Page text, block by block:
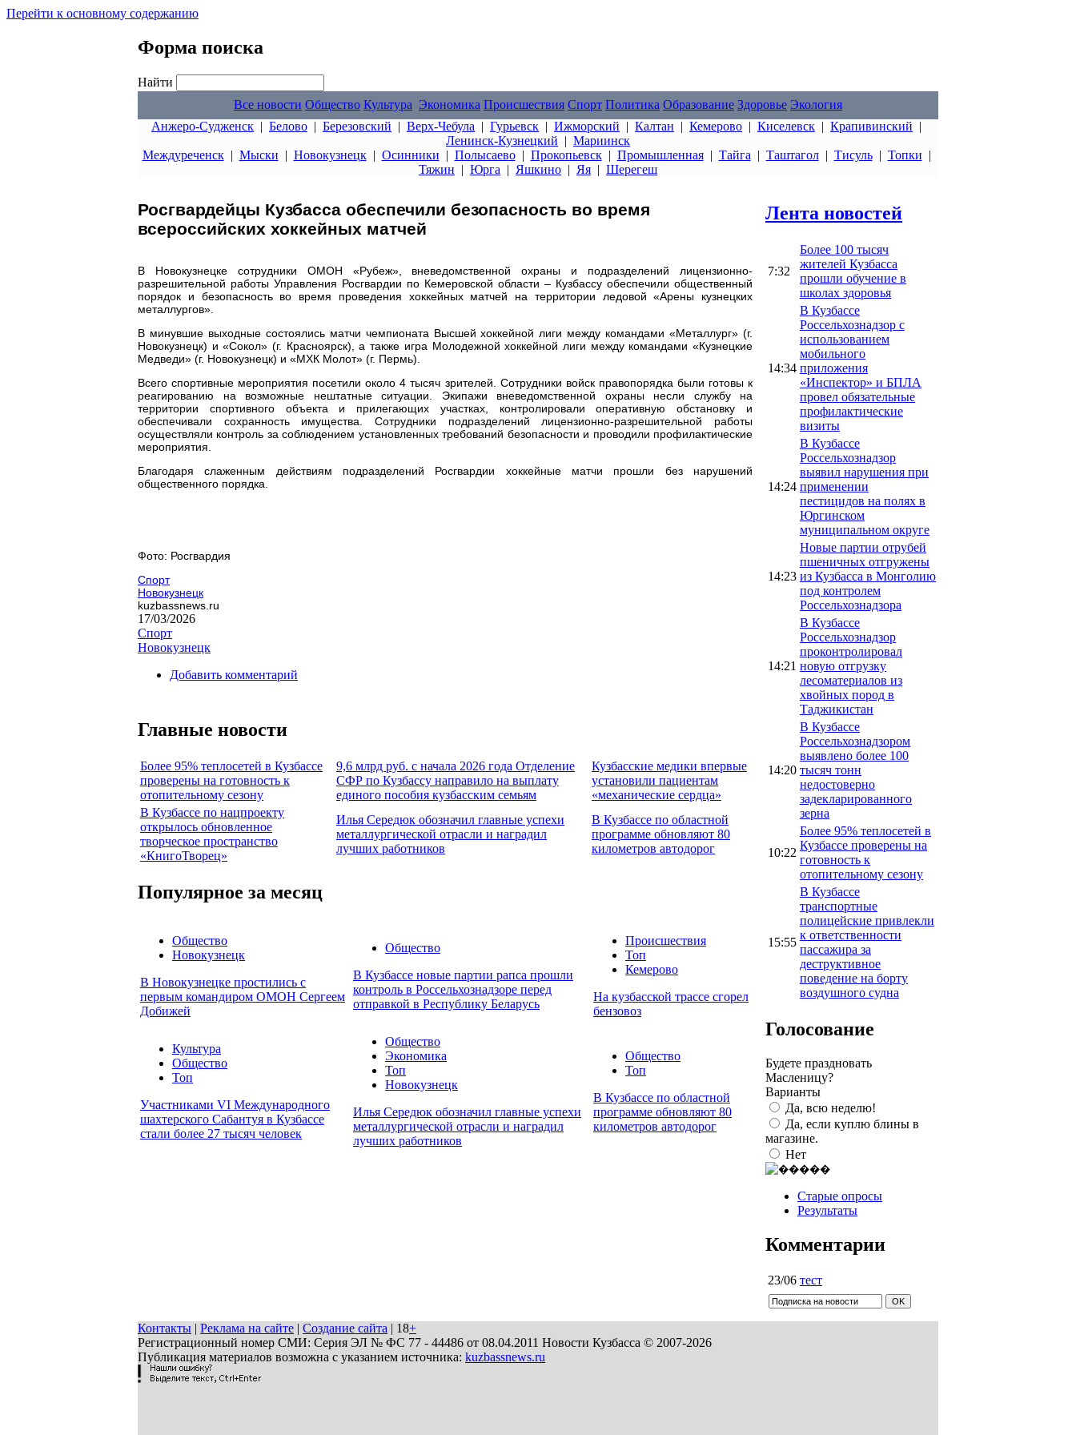
Перейти к основному содержанию
Форма поиска
Найти
Все новости Общество Культура Экономика Происшествия Спорт Политика Образование Здоровье Экология
Анжеро-Судженск | Белово | Березовский | Верх-Чебула | Гурьевск | Ижморский | Калтан | Кемерово | Киселевск | Крапивинский |
Ленинск-Кузнецкий | Мариинск
Междуреченск| Мыски | Новокузнецк| Осинники | Полысаево| Прокопьевск| Промышленная| Тайга | Таштагол| Тисуль| Топки |
Тяжин | Юрга | Яшкино | Яя | Шерегеш
Росгвардейцы Кузбасса обеспечили безопасность во время
всероссийских хоккейных матчей
В Новокузнецке сотрудники ОМОН «Рубеж», вневедомственной охраны и подразделений лицензионно-
разрешительной работы Управления Росгвардии по Кемеровской области – Кузбассу обеспечили общественный
порядок и безопасность во время проведения хоккейных матчей на территории ледовой «Арены кузнецких
металлургов».
В минувшие выходные состоялись матчи чемпионата Высшей хоккейной лиги между командами «Металлург» (г.
Новокузнецк) и «Сокол» (г. Красноярск), а также игра Молодежной хоккейной лиги между командами «Кузнецкие
Медведи» (г. Новокузнецк) и «МХК Молот» (г. Пермь).
Всего спортивные мероприятия посетили около 4 тысяч зрителей. Сотрудники войск правопорядка были готовы к
реагированию на возможные нештатные ситуации. Экипажи вневедомственной охраны несли службу на
территории спортивного объекта и прилегающих участках, контролировали оперативную обстановку и
обеспечивали сохранность имущества. Сотрудники подразделений лицензионно-разрешительной работы
осуществляли контроль за соблюдением установленных требований безопасности и проводили профилактические
мероприятия.
Благодаря слаженным действиям подразделений Росгвардии хоккейные матчи прошли без нарушений
общественного порядка.
Фото: Росгвардия
Спорт
Новокузнецк
kuzbassnews.ru
17/03/2026
Спорт
Новокузнецк
Добавить комментарий
Главные новости
Более 95% теплосетей в Кузбассе
проверены на готовность к
отопительному сезону
9,6 млрд руб. с начала 2026 года Отделение
СФР по Кузбассу направило на выплату
единого пособия кузбасским семьям
Кузбасские медики впервые
установили пациентам
«механические сердца»
В Кузбассе по нацпроекту
открылось обновленное
творческое пространство
«КнигоТворец»
Илья Середюк обозначил главные успехи
металлургической отрасли и наградил
лучших работников
В Кузбассе по областной
программе обновляют 80
километров автодорог
Популярное за месяц
Общество
Новокузнецк
В Новокузнецке простились с
первым командиром ОМОН Сергеем
Добижей
Общество
В Кузбассе новые партии рапса прошли
контроль в Россельхознадзоре перед
отправкой в Республику Беларусь
Происшествия
Топ
Кемерово
На кузбасской трассе сгорел
бензовоз
Культура
Общество
Топ
Участниками VI Международного
шахтерского Сабантуя в Кузбассе
стали более 27 тысяч человек
Общество
Экономика
Топ
Новокузнецк
Илья Середюк обозначил главные успехи
металлургической отрасли и наградил
лучших работников
Общество
Топ
В Кузбассе по областной
программе обновляют 80
километров автодорог
Лента новостей
7:32
Более 100 тысяч
жителей Кузбасса
прошли обучение в
школах здоровья
14:34
В Кузбассе
Россельхознадзор с
использованием
мобильного
приложения
«Инспектор» и БПЛА
провел обязательные
профилактические
визиты
14:24
В Кузбассе
Россельхознадзор
выявил нарушения при
применении
пестицидов на полях в
Юргинском
муниципальном округе
14:23
Новые партии отрубей
пшеничных отгружены
из Кузбасса в Монголию
под контролем
Россельхознадзора
14:21
В Кузбассе
Россельхознадзор
проконтролировал
новую отгрузку
лесоматериалов из
хвойных пород в
Таджикистан
14:20
В Кузбассе
Россельхознадзором
выявлено более 100
тысяч тонн
недостоверно
задекларированного
зерна
10:22
Более 95% теплосетей в
Кузбассе проверены на
готовность к
отопительному сезону
15:55
В Кузбассе
транспортные
полицейские привлекли
к ответственности
пассажира за
деструктивное
поведение на борту
воздушного судна
Голосование
Будете праздновать
Масленицу?
Варианты
Да, всю неделю!
Да, если куплю блины в
магазине.
Нет
Старые опросы
Результаты
Комментарии
23/06 тест
Контакты | Реклама на сайте | Создание сайта | 18+
Регистрационный номер СМИ: Серия ЭЛ № ФС 77 - 44486 от 08.04.2011 Новости Кузбасса © 2007-2026
Публикация материалов возможна с указанием источника: kuzbassnews.ru